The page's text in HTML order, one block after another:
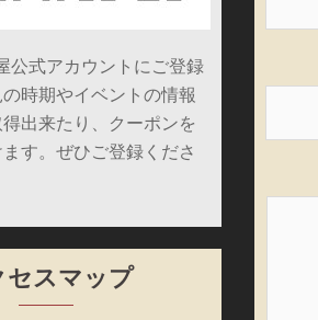
公式アカウントにご登録
時期やイベントの情報
出来たり、クーポンを
す。ぜひご登録くださ
セスマップ